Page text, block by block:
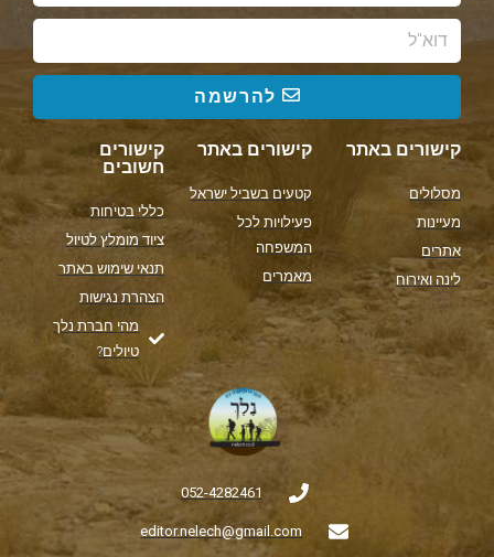
להרשמה
קישורים באתר
מסלולים
מעיינות
אתרים
לינה ואירוח
קישורים באתר
קטעים בשביל ישראל
פעילויות לכל
המשפחה
מאמרים
קישורים
חשובים
כללי בטיחות
ציוד מומלץ לטיול
תנאי שימוש באתר
הצהרת נגישות
מהי חברת נלך
טיולים?
052-4282461
editor.nelech@gmail.com